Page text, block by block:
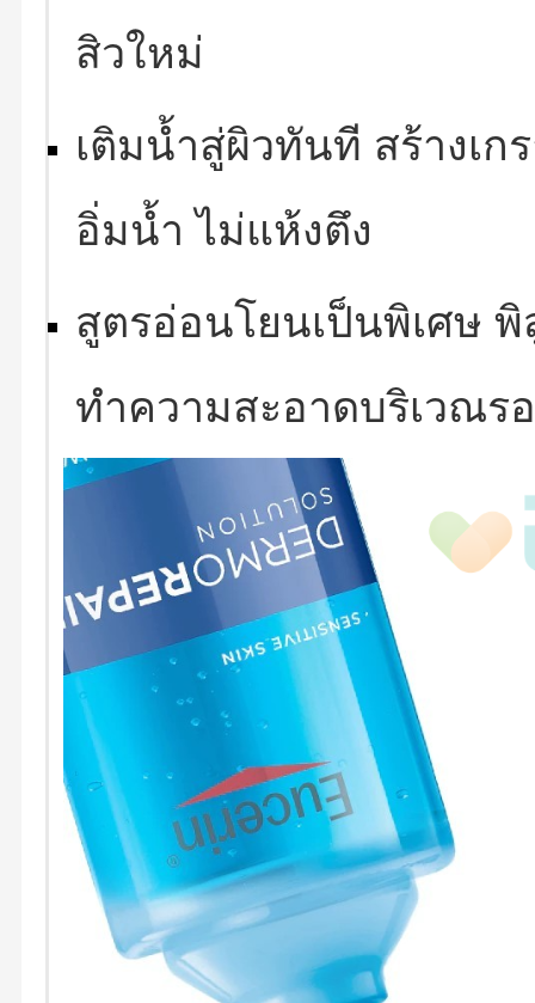
สิวใหม่
เติมน้ำสู่ผิวทันที สร้างเ
อิ่มน้ำ ไม่แห้งตึง
สูตรอ่อนโยนเป็นพิเศษ
ทำความสะอาดบริเวณร